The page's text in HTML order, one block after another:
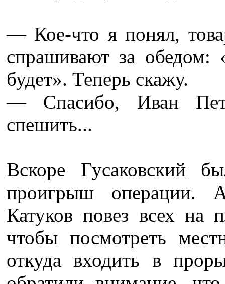
— Кое-что я понял,
спрашивают за
будет». Теперь скажу.
— Спасибо, Иван
спешить...
Вскоре Гусаковский
проигрыш операции. А
Катуков повез всех на
чтобы посмотреть
откуда входить в